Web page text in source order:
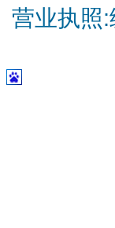
营业执照